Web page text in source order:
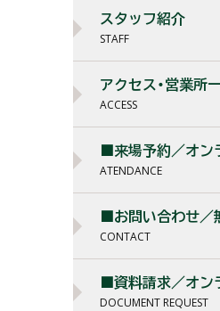
スタッフ紹介
STAFF
アクセス・営業所
ACCESS
■来場予約／オン
ATENDANCE
■お問い合わせ／
CONTACT
■資料請求／オン
DOCUMENT REQUEST